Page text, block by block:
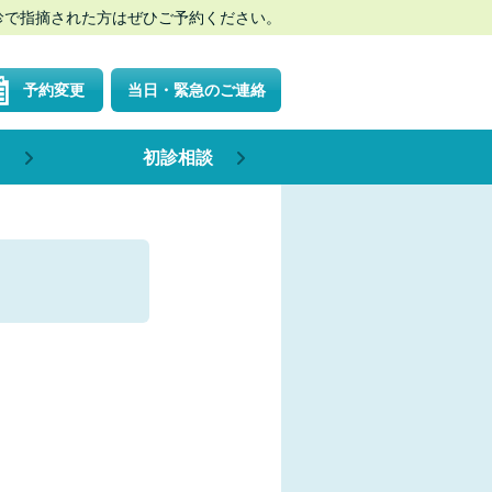
指摘された方はぜひご予約ください。
予約変更 当日・緊急のご連絡
初診相談